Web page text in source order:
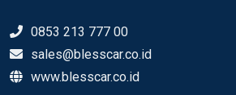
0853 213 777 00
sales@blesscar.co.id
www.blesscar.co.id